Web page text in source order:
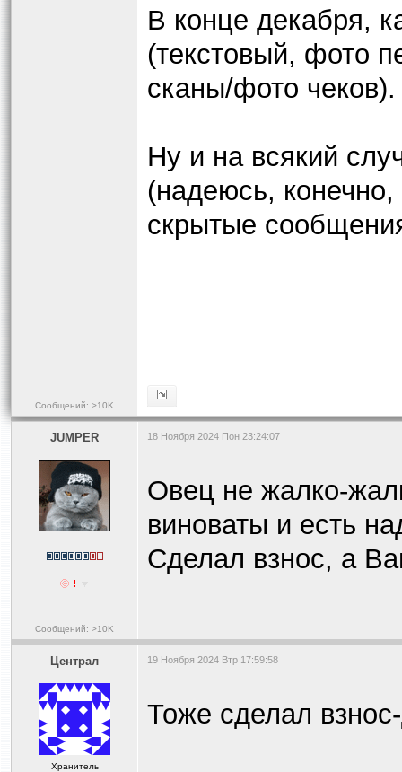
Сообщений: >10K
В конце декабря,
(текстовый, фото
сканы/фото чеков).
Ну и на всякий
(надеюсь,
скрытые
JUMPER
Сообщений: >10K
18 Ноября 2024 Пон 23:24:07
Овец не жалко-
виноваты и есть
Сделал взнос, а
Централ
Хранитель
19 Ноября 2024 Втр 17:59:58
Тоже сделал